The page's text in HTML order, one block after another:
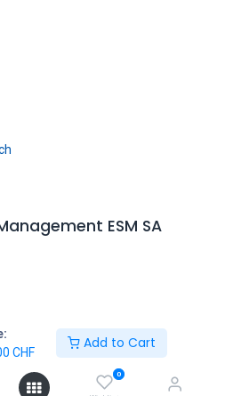
CHF
Add to Cart
0
ESM SA
SA Français
- Le #1Open Source eCommerce